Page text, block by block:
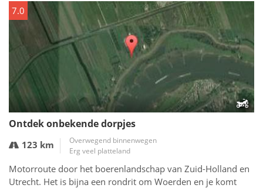
7.0
Ontdek onbekende dorpjes
123 km
Overwegend binnenwegen
Erg veel platteland
Motorroute door het boerenlandschap van Zuid-Holland en
Utrecht. Het is bijna een rondrit om Woerden en je komt